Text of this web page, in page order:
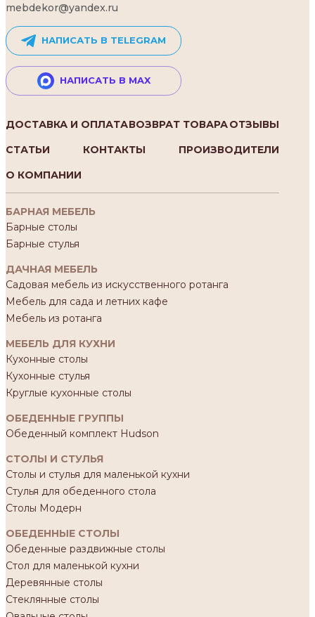
mebdekor@yandex.ru
НАПИСАТЬ В TELEGRAM
НАПИСАТЬ В MAX
ДОСТАВКА И ОПЛАТАВОЗВРАТ ТОВАРАОТЗЫВЫ
СТАТЬИ
КОНТАКТЫ
ПРОИЗВОДИТЕЛИ
О КОМПАНИИ
БАРНАЯ МЕБЕЛЬ
Барные столы
Барные стулья
ДАЧНАЯ МЕБЕЛЬ
Садовая мебель из искусственного ротанга
Мебель для сада и летних кафе
Мебель из ротанга
МЕБЕЛЬ ДЛЯ КУХНИ
Кухонные столы
Кухонные стулья
Круглые кухонные столы
ОБЕДЕННЫЕ ГРУППЫ
Обеденный комплект Hudson
СТОЛЫ И СТУЛЬЯ
Столы и стулья для маленькой кухни
Стулья для обеденного стола
Столы Модерн
ОБЕДЕННЫЕ СТОЛЫ
Обеденные раздвижные столы
Стол для маленькой кухни
Деревянные столы
Стеклянные столы